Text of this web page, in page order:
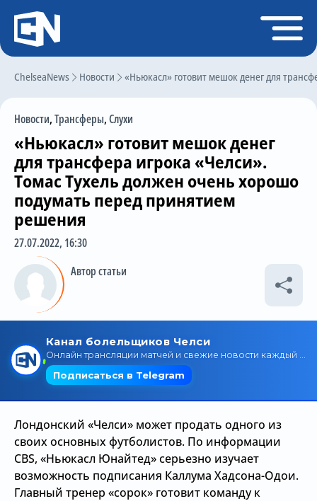
ChelseaNews Новости «Ньюкасл» готовит мешок денег для
Новости,Трансферы,Слухи
«Ньюкасл» готовит мешок денег
для трансфера игрока «Челси».
Томас Тухель должен очень хорошо
подумать перед принятием
решения
27.07.2022, 16:30
Автор статьи
Лондонский «Челси» может продать одного из
своих основных футболистов. По информации
CBS, «Ньюкасл Юнайтед» серьезно изучает
возможность подписания Каллума Хадсона-Одои.
Главный тренер «сорок» готовит команду к
Регистрация
Главная
Чат
Трансферы
Слухи
История Челси
Статистика
Календарь игр
Состав команды
Поиск по сайту
Трансляции
О сайте
Контакты